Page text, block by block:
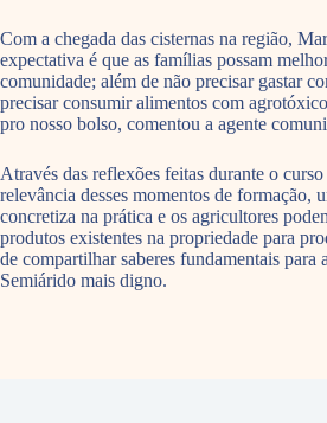
Com a chegada das cisternas na região,
expectativa é que as famílias possam
comunidade; além de não precisar gastar
precisar consumir alimentos com
pro nosso bolso, comentou a agente
Através das reflexões feitas durante o
relevância desses momentos de formação,
concretiza na prática e os agricultores
produtos existentes na propriedade para
de compartilhar saberes fundamentais para
Semiárido mais digno.